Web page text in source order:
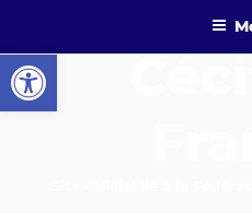
contenu
principal
Ouvrir la barre d’outils